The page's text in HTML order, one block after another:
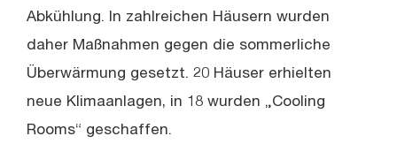
Abkühlung. In zahlreichen Häusern wurden
daher Maßnahmen gegen die sommerliche
Überwärmung gesetzt. 20 Häuser erhielten
neue Klimaanlagen, in 18 wurden „Cooling
Rooms“ geschaffen.